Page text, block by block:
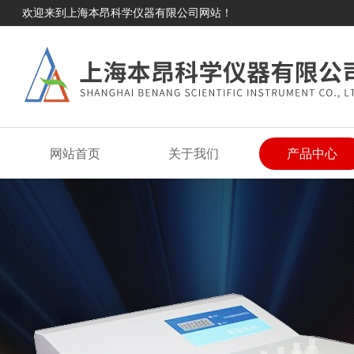
欢迎来到上海本昂科学仪器有限公司网站！
网站首页 关于我们 产品中心